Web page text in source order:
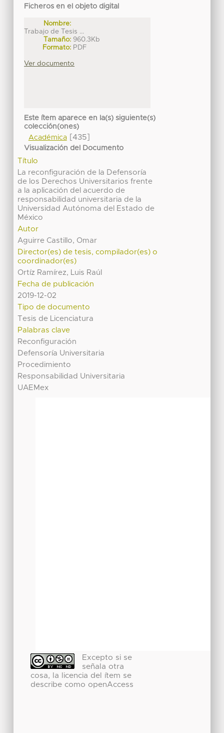
Ficheros en el objeto digital
Nombre:
Trabajo de Tesis ...
Tamaño: 960.3Kb
Formato: PDF
Ver documento
Este ítem aparece en la(s) siguiente(s)
colección(ones)
Académica[435]
Visualización del Documento
Título
La reconfiguración de la Defensoría
de los Derechos Universitarios frente
a la aplicación del acuerdo de
responsabilidad universitaria de la
Universidad Autónoma del Estado de
México
Autor
Aguirre Castillo, Omar
Director(es) de tesis, compilador(es) o
coordinador(es)
Ortíz Ramírez, Luis Raúl
Fecha de publicación
2019-12-02
Tipo de documento
Tesis de Licenciatura
Palabras clave
Reconfiguración
Defensoría Universitaria
Procedimiento
Responsabilidad Universitaria
UAEMex
Excepto si se
señala otra
cosa, la licencia del ítem se
describe como openAccess